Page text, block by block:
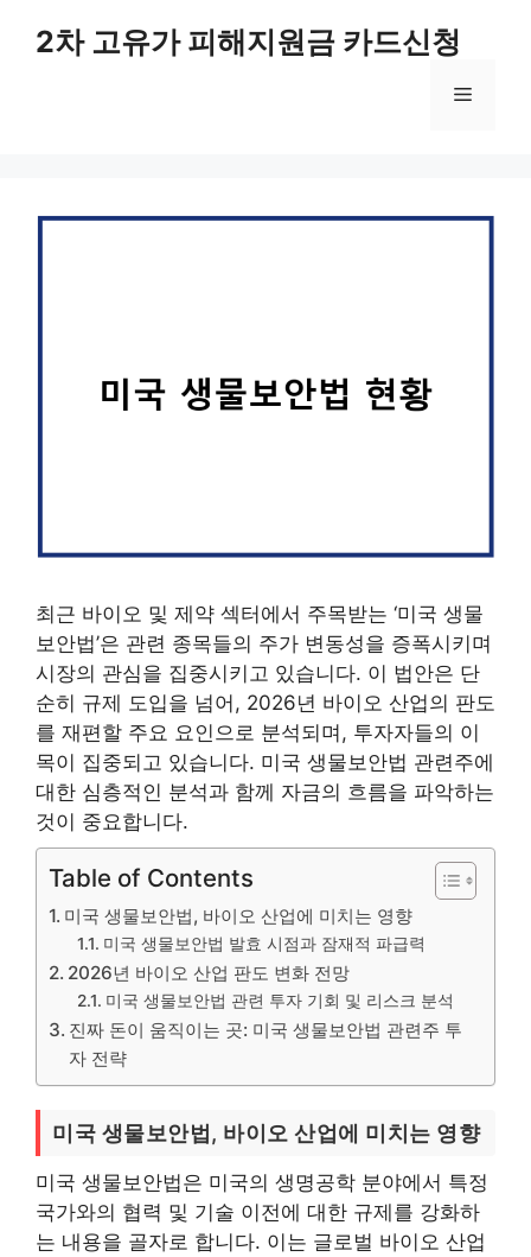
2차 고유가 피해지원금 카드신청
메
최근 바이오 및 제약 섹터에서 주목받는 ‘미국 생물
보안법’은 관련 종목들의 주가 변동성을 증폭시키며
시장의 관심을 집중시키고 있습니다. 이 법안은 단
순히 규제 도입을 넘어, 2026년 바이오 산업의 판도
를 재편할 주요 요인으로 분석되며, 투자자들의 이
목이 집중되고 있습니다. 미국 생물보안법 관련주에
대한 심층적인 분석과 함께 자금의 흐름을 파악하는
것이 중요합니다.
Table of Contents
미국 생물보안법, 바이오 산업에 미치는 영향
미국 생물보안법 발효 시점과 잠재적 파급력
2026년 바이오 산업 판도 변화 전망
미국 생물보안법 관련 투자 기회 및 리스크 분석
진짜 돈이 움직이는 곳: 미국 생물보안법 관련주 투
자 전략
미국 생물보안법, 바이오 산업에 미치는 영향
미국 생물보안법은 미국의 생명공학 분야에서 특정
국가와의 협력 및 기술 이전에 대한 규제를 강화하
는 내용을 골자로 합니다. 이는 글로벌 바이오 산업